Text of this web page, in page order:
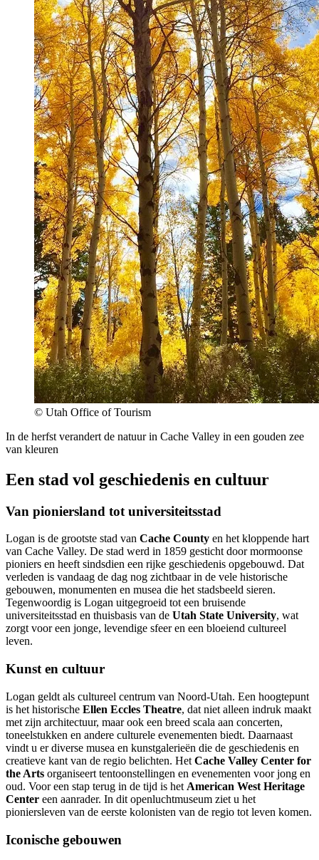
© Utah Office of Tourism
In de herfst verandert de natuur in Cache Valley in een gouden zee
van kleuren
Een stad vol geschiedenis en cultuur
Van pioniersland tot universiteitsstad
Logan is de grootste stad van Cache County en het kloppende hart
van Cache Valley. De stad werd in 1859 gesticht door mormoonse
pioniers en heeft sindsdien een rijke geschiedenis opgebouwd. Dat
verleden is vandaag de dag nog zichtbaar in de vele historische
gebouwen, monumenten en musea die het stadsbeeld sieren.
Tegenwoordig is Logan uitgegroeid tot een bruisende
universiteitsstad en thuisbasis van de Utah State University, wat
zorgt voor een jonge, levendige sfeer en een bloeiend cultureel
leven.
Kunst en cultuur
Logan geldt als cultureel centrum van Noord-Utah. Een hoogtepunt
is het historische Ellen Eccles Theatre, dat niet alleen indruk maakt
met zijn architectuur, maar ook een breed scala aan concerten,
toneelstukken en andere culturele evenementen biedt. Daarnaast
vindt u er diverse musea en kunstgalerieën die de geschiedenis en
creatieve kant van de regio belichten. Het Cache Valley Center for
the Arts organiseert tentoonstellingen en evenementen voor jong en
oud. Voor een stap terug in de tijd is het American West Heritage
Center een aanrader. In dit openluchtmuseum ziet u het
pioniersleven van de eerste kolonisten van de regio tot leven komen.
Iconische gebouwen